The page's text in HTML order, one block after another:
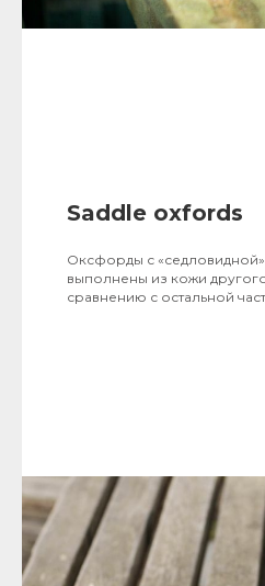
Saddle oxfords
Оксфорды с
выполнены из кожи
сравнению с остальной